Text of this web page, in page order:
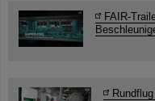
FAIR-